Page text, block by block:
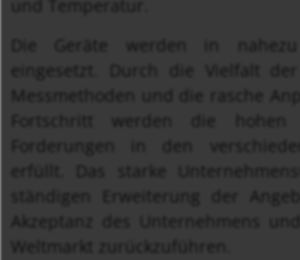
Die Geräte werden in nahezu
eingesetzt. Durch die Vielfalt
Messmethoden und die rasche
Fortschritt werden die hohen
Forderungen in den
erfüllt. Das starke
ständigen Erweiterung der
Akzeptanz des Unternehmens
Weltmarkt zurückzuführen.